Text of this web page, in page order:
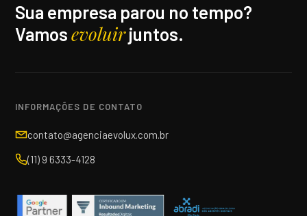
Sua empresa parou no tempo?
Vamosevoluirjuntos.
INFORMAÇÕES DE CONTATO
contato@agenciaevolux.com.br
(11) 9 6333-4128